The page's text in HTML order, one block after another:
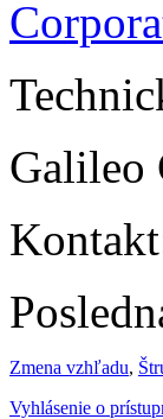
Galileo
Zmena vzhľadu,
Vyhlásenie o